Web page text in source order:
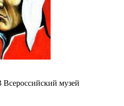
Всероссийский музей